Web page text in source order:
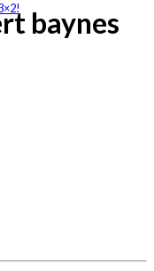
baynes